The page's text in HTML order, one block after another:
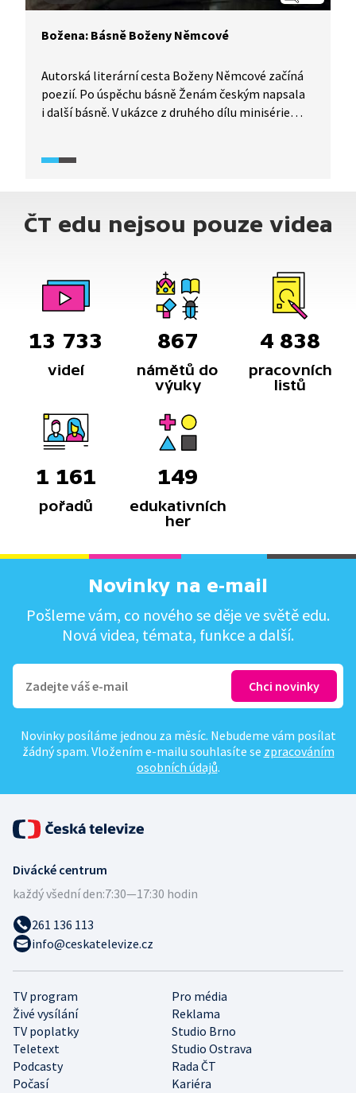
Božena: Básně Boženy Němcové
Autorská literární cesta Boženy Němcové začíná
poezií. Po úspěchu básně Ženám českým napsala
i další básně. V ukázce z druhého dílu minisérie
ČT edu nejsou pouze videa
13 733
videí
867
námětů do
výuky
4 838
pracovních
listů
1 161
pořadů
149
edukativních
her
Novinky na e-mail
Pošleme vám, co nového se děje ve světě edu.
Nová videa, témata, funkce a další.
Novinky posíláme jednou za měsíc. Nebudeme vám posílat
žádný spam. Vložením e-mailu souhlasíte se zpracováním
osobních údajů.